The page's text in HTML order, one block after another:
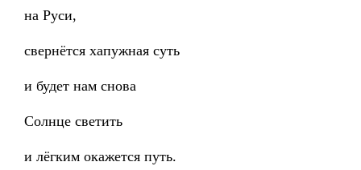
на Руси,
свернётся хапужная суть
и будет нам снова
Солнце светить
и лёгким окажется путь.